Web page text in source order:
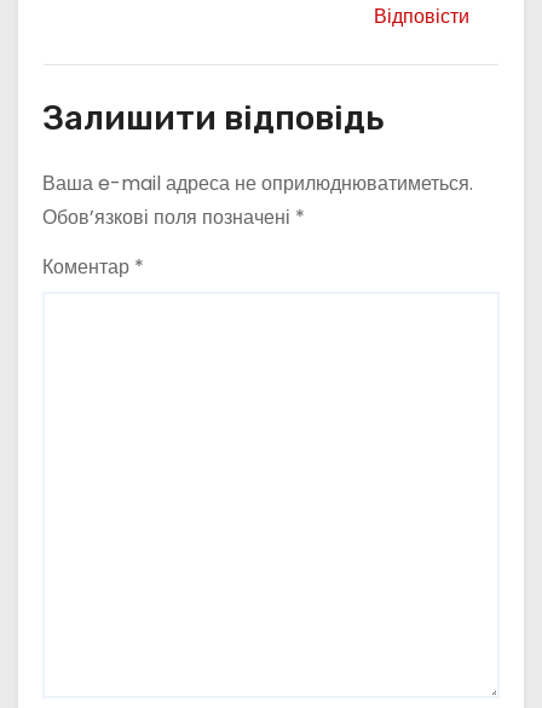
Відповісти
Залишити відповідь
Ваша e-mail адреса не оприлюднюватиметься.
Обов’язкові поля позначені *
Коментар *